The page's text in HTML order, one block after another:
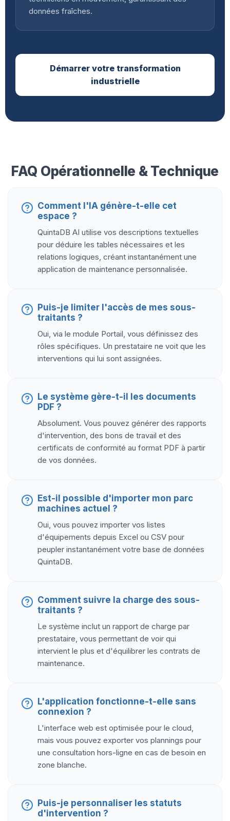
données fraîches.
Démarrer votre transformation
industrielle
FAQ Opérationnelle & Technique
Comment l'IA génère-t-elle cet
espace ?
QuintaDB AI utilise vos descriptions textuelles
pour déduire les tables nécessaires et les
relations logiques, créant instantanément une
application de maintenance personnalisée.
Puis-je limiter l'accès de mes sous-
traitants ?
Oui, via le module Portail, vous définissez des
rôles spécifiques. Un prestataire ne voit que les
interventions qui lui sont assignées.
Le système gère-t-il les documents
PDF ?
Absolument. Vous pouvez générer des rapports
d'intervention, des bons de travail et des
certificats de conformité au format PDF à partir
de vos données.
Est-il possible d'importer mon parc
machines actuel ?
Oui, vous pouvez importer vos listes
d'équipements depuis Excel ou CSV pour
peupler instantanément votre base de données
QuintaDB.
Comment suivre la charge des sous-
traitants ?
Le système inclut un rapport de charge par
prestataire, vous permettant de voir qui
intervient le plus et d'équilibrer les contrats de
maintenance.
L'application fonctionne-t-elle sans
connexion ?
L'interface web est optimisée pour le cloud,
mais vous pouvez exporter vos plannings pour
une consultation hors-ligne en cas de besoin en
zone blanche.
Puis-je personnaliser les statuts
d'intervention ?